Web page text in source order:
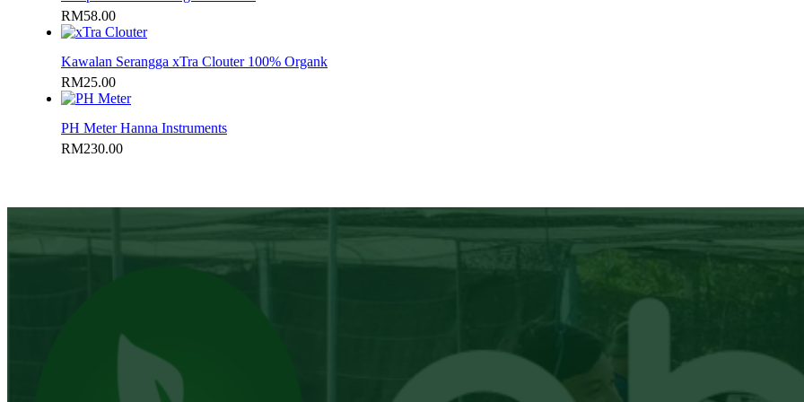
RM58.00
Kawalan Serangga xTra Clouter 100% Organk
RM25.00
PH Meter Hanna Instruments
RM230.00